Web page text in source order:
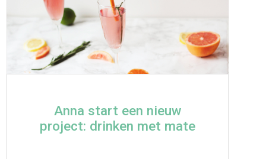
Anna start een nieuw
project: drinken met mate